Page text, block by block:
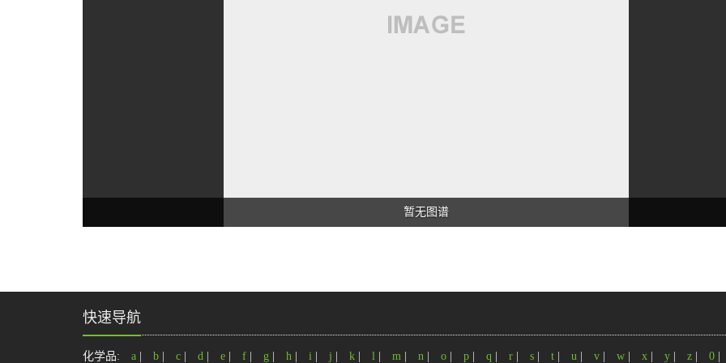
暂无图谱
快速导航
化学品: a b c d e f g h i j k l m n o p q r s t u v w x y z 0